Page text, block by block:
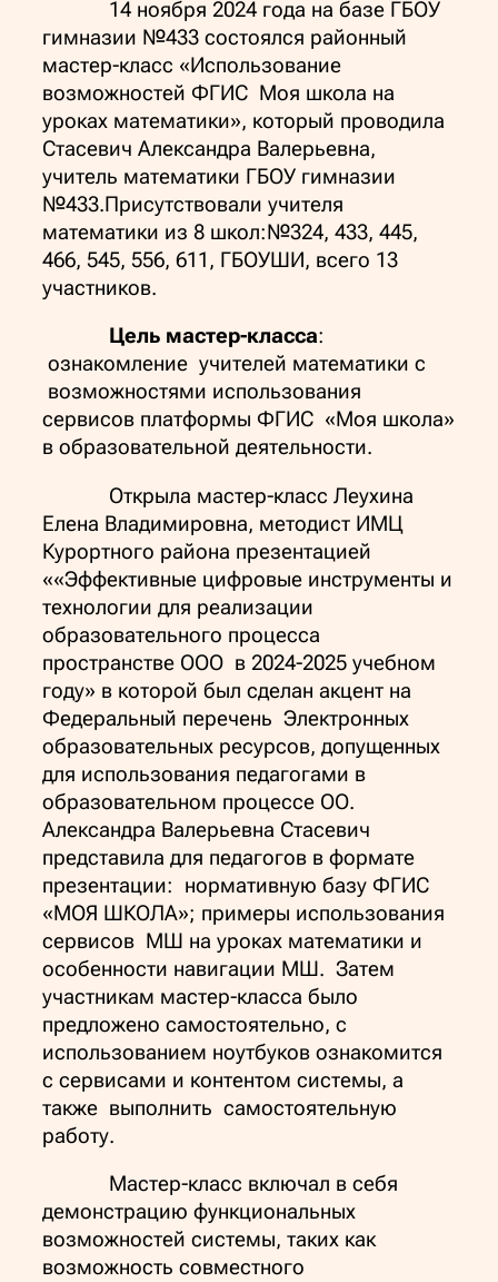
14 ноября 2024 года на базе ГБОУ
гимназии №433 состоялся районный
мастер-класс «Использование
возможностей ФГИС Моя школа на
уроках математики», который проводила
Стасевич Александра Валерьевна,
учитель математики ГБОУ гимназии
№433.Присутствовали учителя
математики из 8 школ:№324, 433, 445,
466, 545, 556, 611, ГБОУШИ, всего 13
участников.
Цель мастер-класса:
ознакомление учителей математики с
возможностями использования
сервисов платформы ФГИС «Моя школа»
в образовательной деятельности.
Открыла мастер-класс Леухина
Елена Владимировна, методист ИМЦ
Курортного района презентацией
««Эффективные цифровые инструменты и
технологии для реализации
образовательного процесса
пространстве ООО в 2024-2025 учебном
году» в которой был сделан акцент на
Федеральный перечень Электронных
образовательных ресурсов, допущенных
для использования педагогами в
образовательном процессе ОО.
Александра Валерьевна Стасевич
представила для педагогов в формате
презентации: нормативную базу ФГИС
«МОЯ ШКОЛА»; примеры использования
сервисов МШ на уроках математики и
особенности навигации МШ. Затем
участникам мастер-класса было
предложено самостоятельно, с
использованием ноутбуков ознакомится
с сервисами и контентом системы, а
также выполнить самостоятельную
работу.
Мастер-класс включал в себя
демонстрацию функциональных
возможностей системы, таких как
возможность совместного